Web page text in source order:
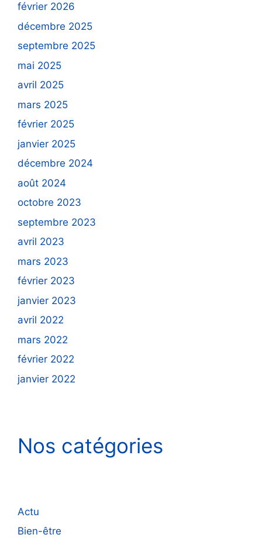
février 2026
décembre 2025
septembre 2025
mai 2025
avril 2025
mars 2025
février 2025
janvier 2025
décembre 2024
août 2024
octobre 2023
septembre 2023
avril 2023
mars 2023
février 2023
janvier 2023
avril 2022
mars 2022
février 2022
janvier 2022
Nos catégories
Actu
Bien-être